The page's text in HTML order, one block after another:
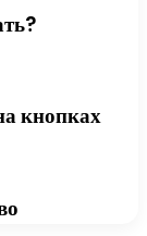
кнопках